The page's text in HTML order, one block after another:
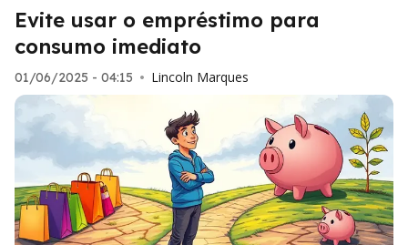
ara consumo imediato
Evite usar o empréstimo para
consumo imediato
01/06/2025 - 04:15 • Lincoln Marques